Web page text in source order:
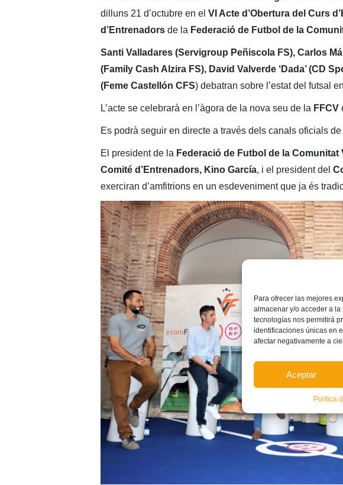
Para ofrecer las mejores
almacenar y/o acceder a
tecnologías nos permitirá
identificaciones únicas en
afectar negativamente a
Aceptar
Política
dilluns 21 d’octubre en el VI Acte d’Obertura del Curs
d’Entrenadorsde la Federació de Futbol de la
Santi Valladares (Servigroup Peñiscola FS), Carlos
(Family Cash Alzira FS), David Valverde ‘Dada’ (CD
(Feme Castellón CFS) debatran sobre l’estat del futsal
L’acte se celebrarà en l’àgora de la nova seu de la FFCV
Es podrà seguir en directe a través dels canals oficials de
El president de la Federació de Futbol de la Comunitat
Comité d’Entrenadors, Kino García, i el president del
exerciran d’amfitrions en un esdeveniment que ja és